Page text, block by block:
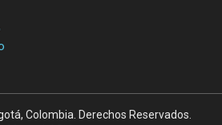
Colombia. Derechos Reservados.